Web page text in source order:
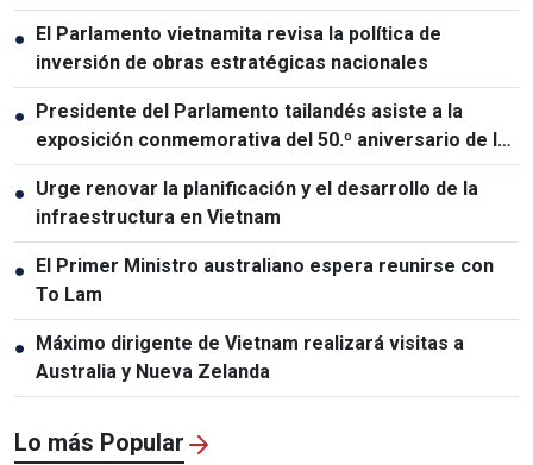
● El Parlamento vietnamita revisa la política de
inversión de obras estratégicas nacionales
● Presidente del Parlamento tailandés asiste a la
exposición conmemorativa del 50.º aniversario de las
relaciones Vietnam-Tailandia
● Urge renovar la planificación y el desarrollo de la
infraestructura en Vietnam
● El Primer Ministro australiano espera reunirse con
To Lam
● Máximo dirigente de Vietnam realizará visitas a
Australia y Nueva Zelanda
Lo más Popular